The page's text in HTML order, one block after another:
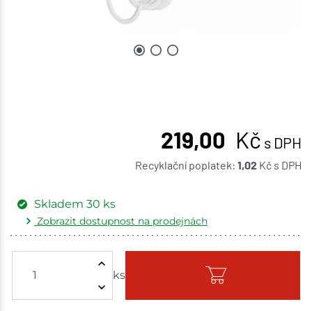
219,00 Kč s DPH
Recyklační poplatek: 1,02 Kč s DPH
ks
Skladem 30 ks
Zobrazit dostupnost na prodejnách
Skladem - ihned k odeslání
Choceň 2 ks